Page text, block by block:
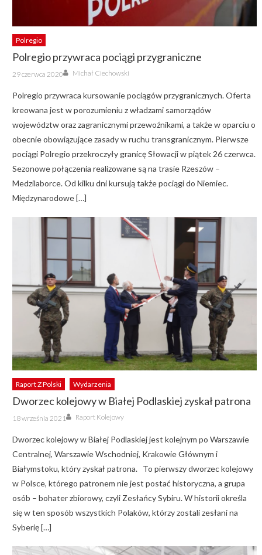
Polregio
Polregio przywraca pociągi przygraniczne
Posted
on
29 czerwca 2020 Author
Michał Ciechowski
Polregio przywraca kursowanie pociągów przygranicznych. Oferta
kreowana jest w porozumieniu z władzami samorządów
województw oraz zagranicznymi przewoźnikami, a także w oparciu o
obecnie obowiązujące zasady w ruchu transgranicznym. Pierwsze
pociągi Polregio przekroczyły granicę Słowacji w piątek 26 czerwca.
Sezonowe połączenia realizowane są na trasie Rzeszów –
Medzilaborce. Od kilku dni kursują także pociągi do Niemiec.
Międzynarodowe […]
Raport Z Polski Wydarzenia
Dworzec kolejowy w Białej Podlaskiej zyskał patrona
Posted
on
18 września 2021 Author
Raport Kolejowy
Dworzec kolejowy w Białej Podlaskiej jest kolejnym po Warszawie
Centralnej, Warszawie Wschodniej, Krakowie Głównym i
Białymstoku, który zyskał patrona. To pierwszy dworzec kolejowy
w Polsce, którego patronem nie jest postać historyczna, a grupa
osób – bohater zbiorowy, czyli Zesłańcy Sybiru. W historii określa
się w ten sposób wszystkich Polaków, którzy zostali zesłani na
Syberię […]